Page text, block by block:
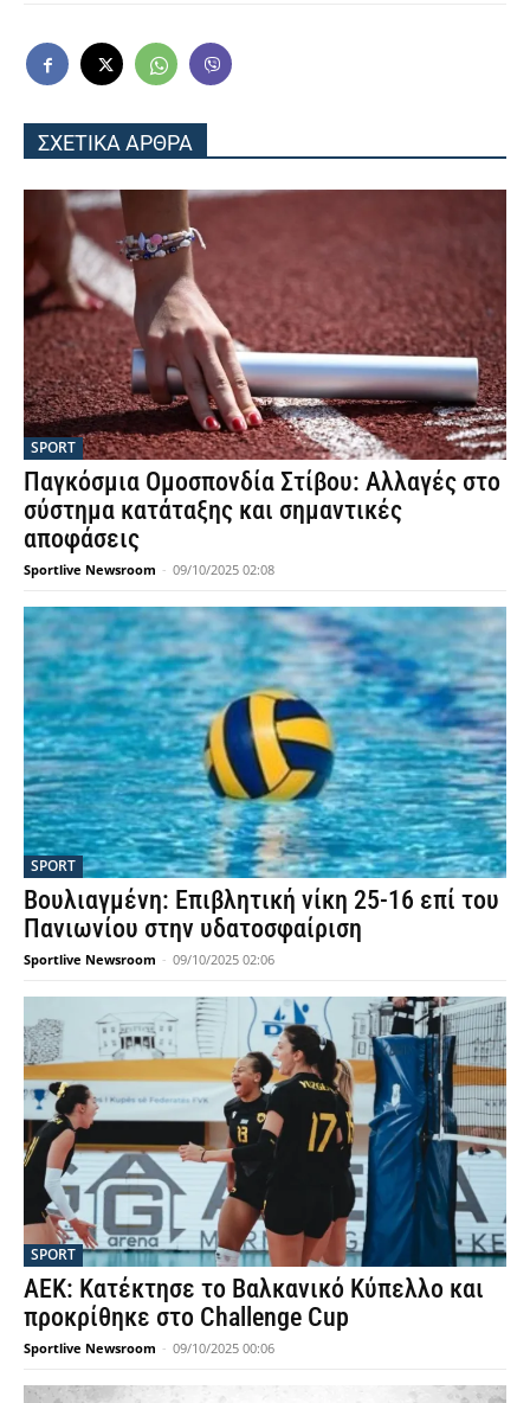
ΣΧΕΤΙΚΑ ΑΡΘΡΑ
SPORT
Παγκόσμια Ομοσπονδία Στίβου: Αλλαγές στο
σύστημα κατάταξης και σημαντικές
αποφάσεις
Sportlive Newsroom - 09/10/2025 02:08
SPORT
Βουλιαγμένη: Επιβλητική νίκη 25-16 επί του
Πανιωνίου στην υδατοσφαίριση
Sportlive Newsroom - 09/10/2025 02:06
SPORT
ΑΕΚ: Κατέκτησε το Βαλκανικό Κύπελλο και
προκρίθηκε στο Challenge Cup
Sportlive Newsroom - 09/10/2025 00:06